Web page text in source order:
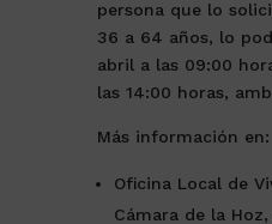
persona que lo
36 a 64 años, lo
abril a las 09:00
las 14:00 horas,
Más información en:
Oficina Local de
Cámara de la